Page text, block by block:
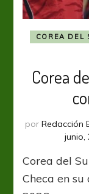
COREA DEL
Corea
por Redacción
junio,
Corea del
Checa en